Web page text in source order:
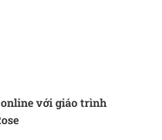
với giáo trình